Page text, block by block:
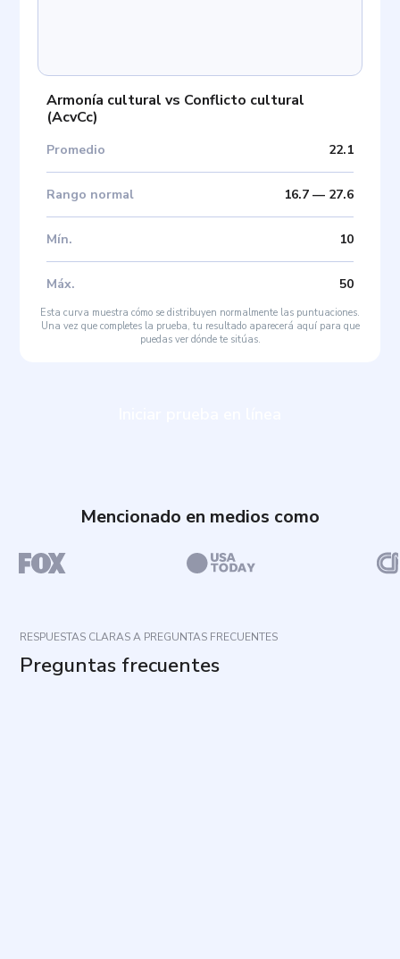
Armonía cultural vs Conflicto cultural
(AcvCc)
Promedio 22.1
Rango normal 16.7— 27.6
Mín. 10
Máx. 50
Esta curva muestra cómo se distribuyen normalmente las puntuaciones.
Una vez que completes la prueba, tu resultado aparecerá aquí para que
puedas ver dónde te sitúas.
Mencionado en medios como
RESPUESTAS CLARAS A PREGUNTAS FRECUENTES
Preguntas frecuentes